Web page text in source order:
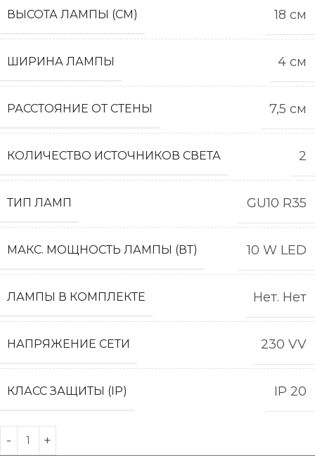
ВЫСОТА ЛАМПЫ (СМ) 18 см
ШИРИНА ЛАМПЫ 4 см
РАССТОЯНИЕ ОТ СТЕНЫ 7,5 см
КОЛИЧЕСТВО ИСТОЧНИКОВ СВЕТА 2
ТИП ЛАМП GU10 R35
МАКС. МОЩНОСТЬ ЛАМПЫ (ВТ) 10 W LED
ЛАМПЫ В КОМПЛЕКТЕ Нет. Нет
НАПРЯЖЕНИЕ СЕТИ 230 VV
КЛАСС ЗАЩИТЫ (IP) IP 20